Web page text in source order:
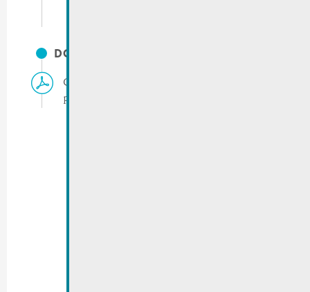
DOCUMENTS
Chantier | Réaménagement rue Wenkel –
phase 2